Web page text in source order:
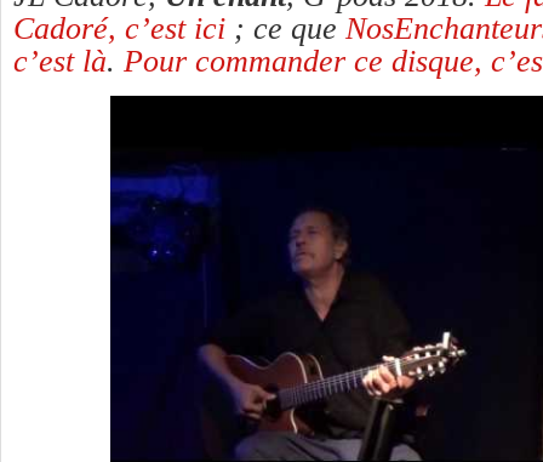
Cadoré, c’est ici ; ce que
c’est là. Pour commander ce disque,